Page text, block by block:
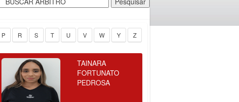
P R S T U V W Y Z
TAINARA
FORTUNATO
PEDROSA